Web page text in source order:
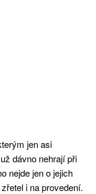
jen asi
dávno nehrají při
nejde jen o jejich
i na provedení.